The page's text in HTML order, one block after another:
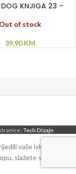
DOG KNJIGA 23 –
sa dva života –
iz mraka – Lov na
veštice
Out of stock
39,90KM
Tech Dizajn
vaše iskustvo
slažete se sa